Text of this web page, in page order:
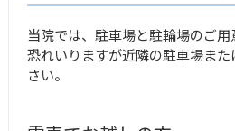
当院では、駐車場と駐輪場のご用
恐れいりますが近隣の駐車場ま
さい。